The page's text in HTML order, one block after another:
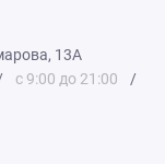
13А
с 9:00 до 21:00
/